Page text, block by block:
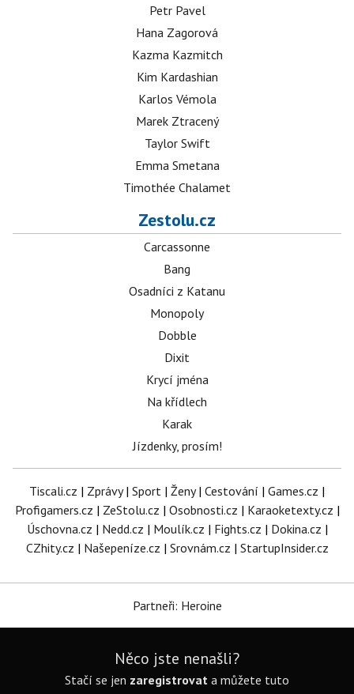
Petr Pavel
Hana Zagorová
Kazma Kazmitch
Kim Kardashian
Karlos Vémola
Marek Ztracený
Taylor Swift
Emma Smetana
Timothée Chalamet
Zestolu.cz
Carcassonne
Bang
Osadníci z Katanu
Monopoly
Dobble
Dixit
Krycí jména
Na křídlech
Karak
Jízdenky, prosím!
Tiscali.cz | Zprávy| Sport | Ženy| Cestování | Games.cz |
Profigamers.cz | ZeStolu.cz | Osobnosti.cz | Karaoketexty.cz |
Úschovna.cz | Nedd.cz | Moulík.cz | Fights.cz | Dokina.cz |
CZhity.cz | Našepeníze.cz | Srovnám.cz | StartupInsider.cz
Partneři: Heroine
Něco jste nenašli?
Stačí se jen zaregistrovat a můžete tuto